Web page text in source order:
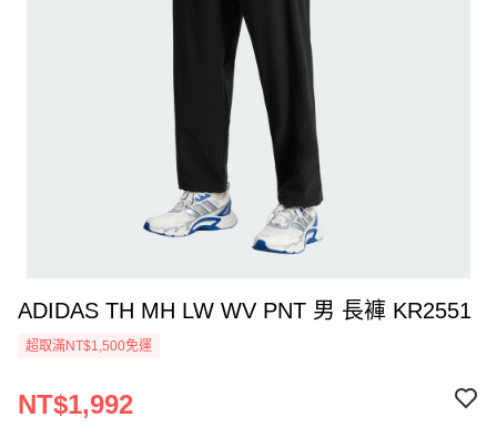
ADIDAS TH MH LW WV PNT 男 長褲 KR2551
超取滿NT$1,500免運
NT$1,992